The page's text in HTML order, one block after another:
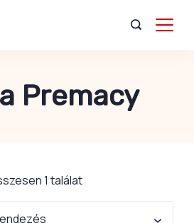
Premacy
1 találat